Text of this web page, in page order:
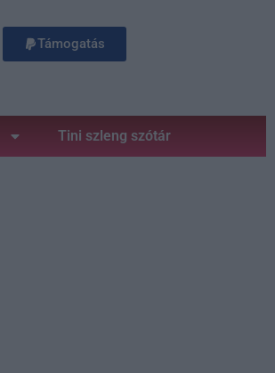
Támogatás
Tini szleng szótár